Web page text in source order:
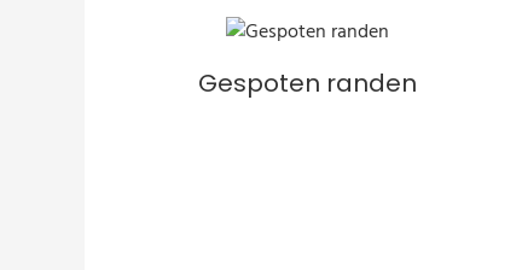
Gespoten randen